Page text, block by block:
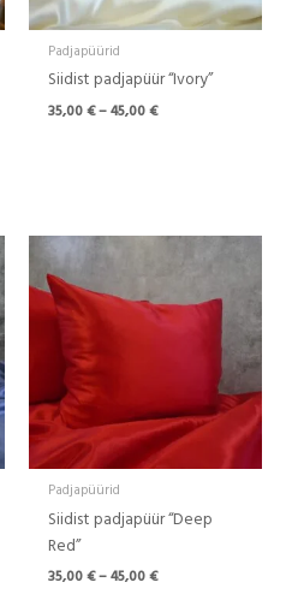
Padjapüürid
Siidist padjapüür “Ivory”
35,00€–45,00€
Padjapüürid
Siidist padjapüür “Deep
Red”
35,00€–45,00€
Hinnavahemik:
45,00 €